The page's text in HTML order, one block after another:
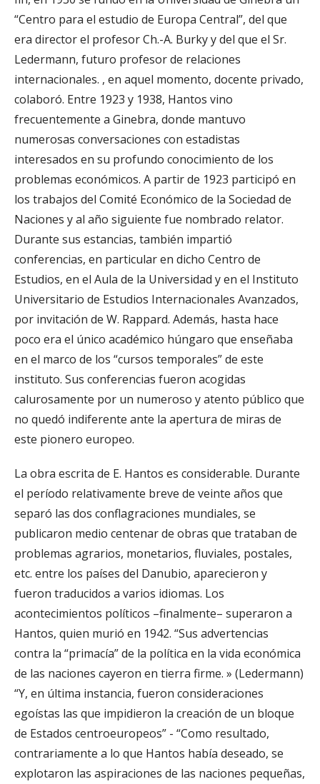
“Centro para el estudio de Europa Central”, del que
era director el profesor Ch.-A. Burky y del que el Sr.
Ledermann, futuro profesor de relaciones
internacionales. , en aquel momento, docente privado,
colaboró. Entre 1923 y 1938, Hantos vino
frecuentemente a Ginebra, donde mantuvo
numerosas conversaciones con estadistas
interesados ​​en su profundo conocimiento de los
problemas económicos. A partir de 1923 participó en
los trabajos del Comité Económico de la Sociedad de
Naciones y al año siguiente fue nombrado relator.
Durante sus estancias, también impartió
conferencias, en particular en dicho Centro de
Estudios, en el Aula de la Universidad y en el Instituto
Universitario de Estudios Internacionales Avanzados,
por invitación de W. Rappard. Además, hasta hace
poco era el único académico húngaro que enseñaba
en el marco de los “cursos temporales” de este
instituto. Sus conferencias fueron acogidas
calurosamente por un numeroso y atento público que
no quedó indiferente ante la apertura de miras de
este pionero europeo.
La obra escrita de E. Hantos es considerable. Durante
el período relativamente breve de veinte años que
separó las dos conflagraciones mundiales, se
publicaron medio centenar de obras que trataban de
problemas agrarios, monetarios, fluviales, postales,
etc. entre los países del Danubio, aparecieron y
fueron traducidos a varios idiomas. Los
acontecimientos políticos –finalmente– superaron a
Hantos, quien murió en 1942. “Sus advertencias
contra la “primacía” de la política en la vida económica
de las naciones cayeron en tierra firme. » (Ledermann)
“Y, en última instancia, fueron consideraciones
egoístas las que impidieron la creación de un bloque
de Estados centroeuropeos” - “Como resultado,
contrariamente a lo que Hantos había deseado, se
explotaron las aspiraciones de las naciones pequeñas,